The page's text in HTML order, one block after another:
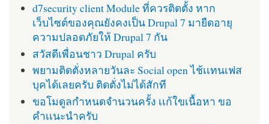
d7security client Module ที่ควรติดตั้ง หาก
เว็บไซต์ของคุณยังคงเป็น Drupal 7 มายืดอายุ
ความปลอดภัยให้ Drupal 7 กัน
สวัสดีเพื่อนชาว Drupal ครับ
พยามติดตั่งหลายวันละ Social open ไช้เเทนเฟส
บุคได้เลยครับ ติดตั่งไม่ได้สักที
ขอโมดูลกำหนดจำนวนครั้ง เเก้ใขเนื้อหา ขอ
คำเเนะนำครับ